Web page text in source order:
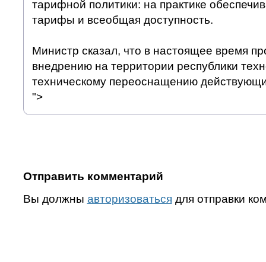
тарифной политики: на практике
тарифы и всеобщая доступность.
Министр сказал, что в настоящее время
внедрению на территории республики
техническому переоснащению
">
Отправить комментарий
Вы должны авторизоваться для отправки